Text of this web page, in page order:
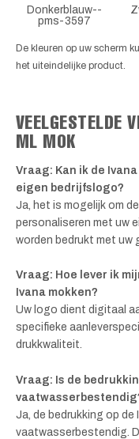
Donkerblauw--
pms-3597
De kleuren op uw scherm
het uiteindelijke product.
VEELGESTELDE
ML MOK
Vraag: Kan ik de
eigen bedrijfslogo?
Ja, het is mogelijk om
personaliseren met uw
worden bedrukt met uw
Vraag: Hoe lever ik
Ivana mokken?
Uw logo dient digitaal
specifieke
drukkwaliteit.
Vraag: Is de
Ja, de bedrukking op de
vaatwasserbestendig.